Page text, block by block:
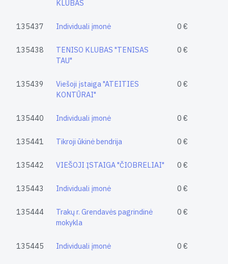
KLUBAS
135437 Individuali įmonė 0 €
135438
TENISO KLUBAS "TENISAS
TAU"
0 €
135439
Viešoji įstaiga "ATEITIES
KONTŪRAI"
0 €
135440 Individuali įmonė 0 €
135441 Tikroji ūkinė bendrija 0 €
135442 VIEŠOJI ĮSTAIGA "ČIOBRELIAI" 0 €
135443 Individuali įmonė 0 €
135444
Trakų r. Grendavės pagrindinė
mokykla
0 €
135445 Individuali įmonė 0 €